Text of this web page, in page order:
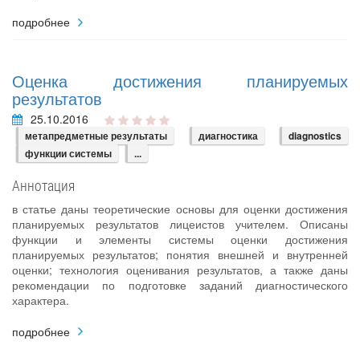
подробнее
Оценка достижения планируемых
результатов
25.10.2016
метапредметные результаты диагностика
diagnostics
функции системы
...
Аннотация
в статье даны теоретические основы для оценки достижения
планируемых результатов лицеистов учителем. Описаны
функции и элементы системы оценки достижения
планируемых результатов; понятия внешней и внутренней
оценки; технология оценивания результатов, а также даны
рекомендации по подготовке заданий диагностического
характера.
подробнее